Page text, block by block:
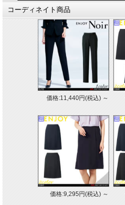
コーディネイト商品
価格:11,440円(税込)～
価格:9,295円(税込)～